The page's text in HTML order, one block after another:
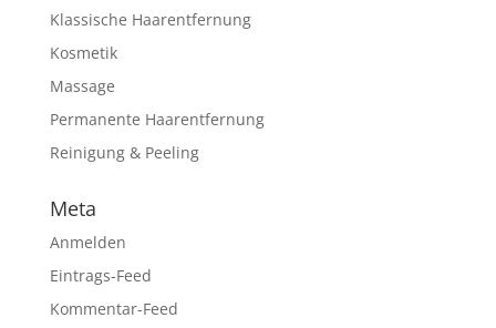
Klassische Haarentfernung
Kosmetik
Massage
Permanente Haarentfernung
Reinigung & Peeling
Meta
Anmelden
Eintrags-Feed
Kommentar-Feed